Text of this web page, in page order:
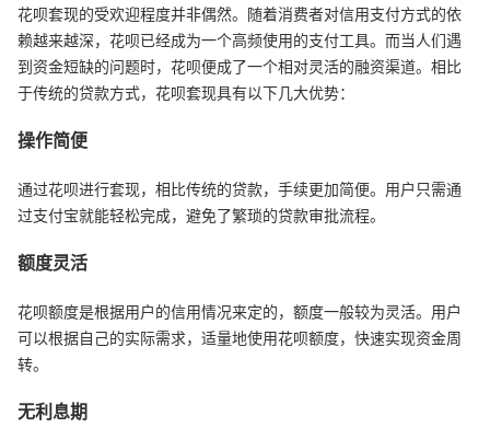
花呗套现的受欢迎程度并非偶然。随着消费者对信用支付方式的依
赖越来越深，花呗已经成为一个高频使用的支付工具。而当人们遇
到资金短缺的问题时，花呗便成了一个相对灵活的融资渠道。相比
于传统的贷款方式，花呗套现具有以下几大优势：
操作简便
通过花呗进行套现，相比传统的贷款，手续更加简便。用户只需通
过支付宝就能轻松完成，避免了繁琐的贷款审批流程。
额度灵活
花呗额度是根据用户的信用情况来定的，额度一般较为灵活。用户
可以根据自己的实际需求，适量地使用花呗额度，快速实现资金周
转。
无利息期